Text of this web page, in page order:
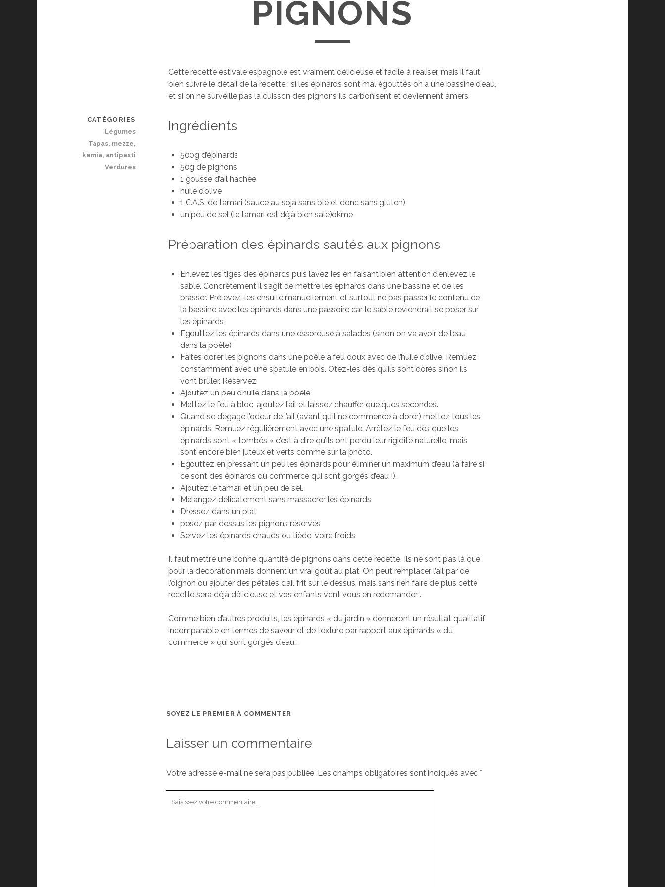
PIGNONS
Cette recette estivale espagnole est vraiment délicieuse et facile à réaliser, mais il faut
bien suivre le détail de la recette : si les épinards sont mal égouttés on a une bassine d’eau,
et si on ne surveille pas la cuisson des pignons ils carbonisent et deviennent amers.
Ingrédients
500g d’épinards
50g de pignons
1 gousse d’ail hachée
huile d’olive
1 C.A.S. de tamari (sauce au soja sans blé et donc sans gluten)
un peu de sel (le tamari est déjà bien salé)okme
Préparation des épinards sautés aux pignons
Enlevez les tiges des épinards puis lavez les en faisant bien attention d’enlevez le
sable. Concrètement il s’agit de mettre les épinards dans une bassine et de les
brasser. Prélevez-les ensuite manuellement et surtout ne pas passer le contenu de
la bassine avec les épinards dans une passoire car le sable reviendrait se poser sur
les épinards
Egouttez les épinards dans une essoreuse à salades (sinon on va avoir de l’eau
dans la poêle)
Faites dorer les pignons dans une poêle à feu doux avec de l’huile d’olive. Remuez
constamment avec une spatule en bois. Otez-les dès qu’ils sont dorés sinon ils
vont brûler. Réservez.
Ajoutez un peu d’huile dans la poêle,
Mettez le feu à bloc, ajoutez l’ail et laissez chauffer quelques secondes.
Quand se dégage l’odeur de l’ail (avant qu’il ne commence à dorer) mettez tous les
épinards. Remuez régulièrement avec une spatule. Arrêtez le feu dès que les
épinards sont « tombés » c’est à dire qu’ils ont perdu leur rigidité naturelle, mais
sont encore bien juteux et verts comme sur la photo.
Egouttez en pressant un peu les épinards pour éliminer un maximum d’eau (à faire si
ce sont des épinards du commerce qui sont gorgés d’eau !).
Ajoutez le tamari et un peu de sel.
Mélangez délicatement sans massacrer les épinards
Dressez dans un plat
posez par dessus les pignons réservés
Servez les épinards chauds ou tiède, voire froids
Il faut mettre une bonne quantité de pignons dans cette recette. Ils ne sont pas là que
pour la décoration mais donnent un vrai goût au plat. On peut remplacer l’ail par de
l’oignon ou ajouter des pétales d’ail frit sur le dessus, mais sans rien faire de plus cette
recette sera déjà délicieuse et vos enfants vont vous en redemander .
Comme bien d’autres produits, les épinards « du jardin » donneront un résultat qualitatif
incomparable en termes de saveur et de texture par rapport aux épinards « du
commerce » qui sont gorgés d’eau…
CATÉGORIES
Légumes
Tapas, mezze,
kemia, antipasti
Verdures
SOYEZ LE PREMIER À COMMENTER
Laisser un commentaire
Votre adresse e-mail ne sera pas publiée. Les champs obligatoires sont indiqués avec *